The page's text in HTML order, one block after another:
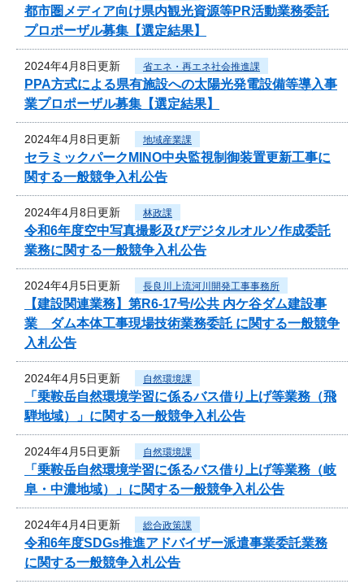
都市圏メディア向け県内観光資源等PR活動業務委託
プロポーザル募集【選定結果】
2024年4月8日更新 省エネ・再エネ社会推進課
PPA方式による県有施設への太陽光発電設備等導入事
業プロポーザル募集【選定結果】
2024年4月8日更新 地域産業課
セラミックパークMINO中央監視制御装置更新工事に
関する一般競争入札公告
2024年4月8日更新 林政課
令和6年度空中写真撮影及びデジタルオルソ作成委託
業務に関する一般競争入札公告
2024年4月5日更新 長良川上流河川開発工事事務所
【建設関連業務】第R6-17号/公共 内ケ谷ダム建設事
業 ダム本体工事現場技術業務委託 に関する一般競争
入札公告
2024年4月5日更新 自然環境課
「乗鞍岳自然環境学習に係るバス借り上げ等業務（飛
騨地域）」に関する一般競争入札公告
2024年4月5日更新 自然環境課
「乗鞍岳自然環境学習に係るバス借り上げ等業務（岐
阜・中濃地域）」に関する一般競争入札公告
2024年4月4日更新 総合政策課
令和6年度SDGs推進アドバイザー派遣事業委託業務
に関する一般競争入札公告